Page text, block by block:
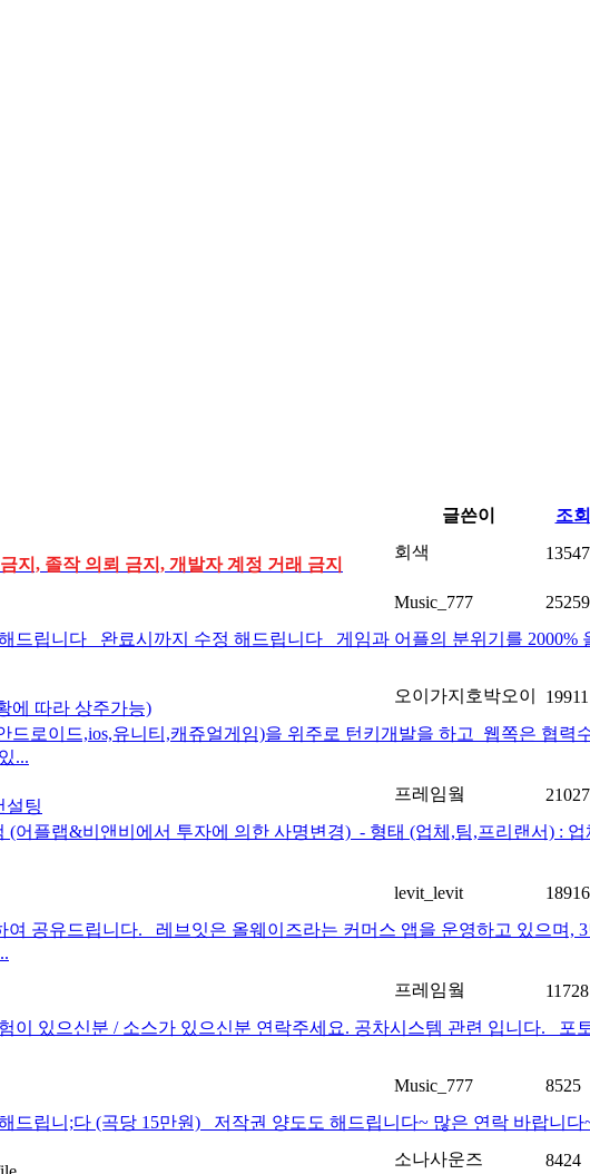
글쓴이 조회
지, 졸작 의뢰 금지, 개발자 계정 거래 금지
회색
Music_777 25259
립니다 완료시까지 수정 해드립니다 게임과 어플의 분위기를 2000%
에 따라 상주가능)
오이가지호박오이 19911
로이드,ios,유니티,캐쥬얼게임)을 위주로 턴키개발을 하고 웹쪽은 협력
...
설팅
프레임웤 21027
플랩&비앤비에서 투자에 의한 사명변경) ​ - 형태 (업체,팀,프리랜서) :
levit_levit 18916
여 공유드립니다. 레브잇은 올웨이즈라는 커머스 앱을 운영하고 있으며,
프레임웤 11728
있으신분 / 소스가 있으신분 연락주세요. 공차시스템 관련 입니다. 포
Music_777 8525
립니;다 (곡당 15만원) 저작권 양도도 해드립니다~ 많은 연락 바랍니
소나사운즈 8424